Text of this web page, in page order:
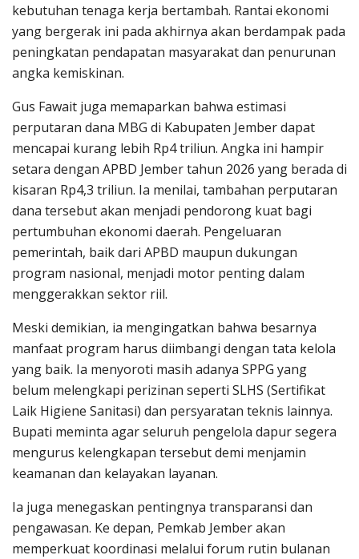
kebutuhan tenaga kerja bertambah. Rantai ekonomi
yang bergerak ini pada akhirnya akan berdampak pada
peningkatan pendapatan masyarakat dan penurunan
angka kemiskinan.
Gus Fawait juga memaparkan bahwa estimasi
perputaran dana MBG di Kabupaten Jember dapat
mencapai kurang lebih Rp4 triliun. Angka ini hampir
setara dengan APBD Jember tahun 2026 yang berada di
kisaran Rp4,3 triliun. Ia menilai, tambahan perputaran
dana tersebut akan menjadi pendorong kuat bagi
pertumbuhan ekonomi daerah. Pengeluaran
pemerintah, baik dari APBD maupun dukungan
program nasional, menjadi motor penting dalam
menggerakkan sektor riil.
Meski demikian, ia mengingatkan bahwa besarnya
manfaat program harus diimbangi dengan tata kelola
yang baik. Ia menyoroti masih adanya SPPG yang
belum melengkapi perizinan seperti SLHS (Sertifikat
Laik Higiene Sanitasi) dan persyaratan teknis lainnya.
Bupati meminta agar seluruh pengelola dapur segera
mengurus kelengkapan tersebut demi menjamin
keamanan dan kelayakan layanan.
Ia juga menegaskan pentingnya transparansi dan
pengawasan. Ke depan, Pemkab Jember akan
memperkuat koordinasi melalui forum rutin bulanan